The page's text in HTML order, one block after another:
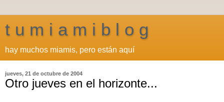
t u m i a m i b l o g
hay muchos miamis, pero están aquí
jueves, 21 de octubre de 2004
Otro jueves en el horizonte...